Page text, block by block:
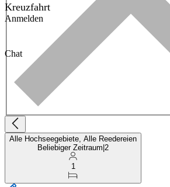
Kreuzfahrt
Anmelden
Chat
Alle Hochseegebiete, Alle Reedereien
Beliebiger Zeitraum 2
1